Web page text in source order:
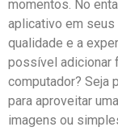
momentos. No
aplicativo ⁣em
qualidade e ⁤a
⁣possível adicionar
computador? ‌Seja
para aproveitar
imagens ou